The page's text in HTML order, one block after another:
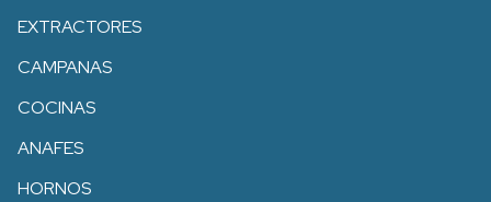
EXTRACTORES
CAMPANAS
COCINAS
ANAFES
HORNOS